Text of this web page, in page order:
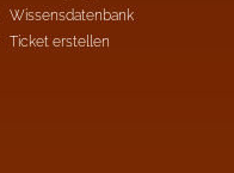
Wissensdatenbank
Ticket erstellen